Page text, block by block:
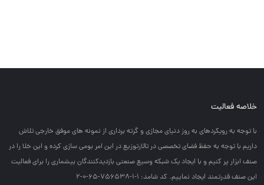
خلاصه فعالیت
با توجه به رويكردهاي به روز دنياي مجازي و گرته برداري از نمونه هاي موفق خارجي تلاش
داريم با توجه به حفظ فضاي تخصصي در تالارتوزيع در اين امر بومي سازي كرده و اين خلا را در
صنف ابزار پر كنيم و با ايجاد يك شبكه وسيع صنعتي بازديدكنندگان بيشماري را براي فعاليت
اين صنف قدرتمند ايجاد نماييم. کد شامد: 1-1-756538-65-0-2